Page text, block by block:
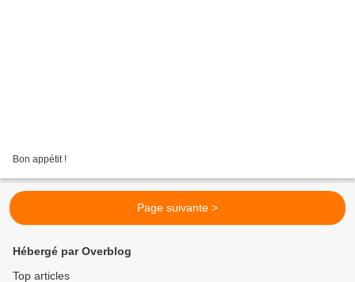
Bon appétit !
Page suivante >
Hébergé par Overblog
Top articles